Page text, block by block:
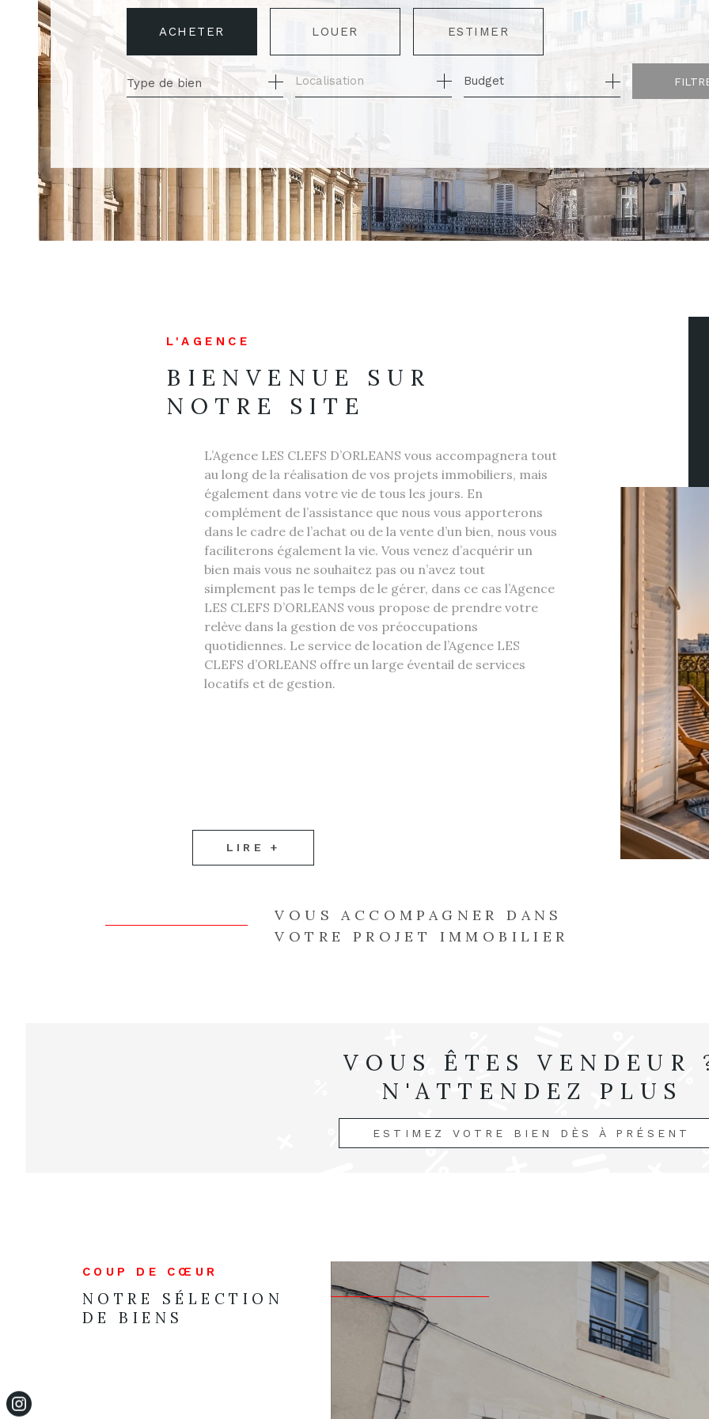
ACHETER
DE L'ANCIEN
LOUER
À L'ANNÉE
ESTIMER
Type de bien Budget
L'AGENCE
BIENVENUE SUR
NOTRE SITE
L’Agence LES CLEFS D’ORLEANS vous accompagnera tout
au long de la réalisation de vos projets immobiliers, mais
également dans votre vie de tous les jours. En
complément de l’assistance que nous vous apporterons
dans le cadre de l’achat ou de la vente d’un bien, nous vous
faciliterons également la vie. Vous venez d’acquérir un
bien mais vous ne souhaitez pas ou n’avez tout
simplement pas le temps de le gérer, dans ce cas l’Agence
LES CLEFS D’ORLEANS vous propose de prendre votre
relève dans la gestion de vos préoccupations
quotidiennes. Le service de location de l’Agence LES
CLEFS d’ORLEANS offre un large éventail de services
locatifs et de gestion.
LIRE +
VOUS ACCOMPAGNER DANS
VOTRE PROJET IMMOBILIER
VOUS ÊTES VENDEUR
N'ATTENDEZ PLUS
ESTIMEZ VOTRE BIEN DÈS À PRÉSENT
COUP DE CŒUR
NOTRE SÉLECTION
DE BIENS